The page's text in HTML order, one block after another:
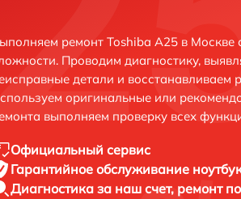
ремонт Toshiba A25 в Москве
Проводим диагностику,
детали и восстанавливаем
оригинальные или
выполняем проверку всех
Официальный сервис
Гарантийное обслуживание
Диагностика за наш счет, ремонт